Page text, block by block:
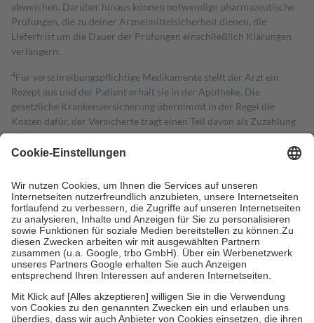
abweichen. Darüber hinaus können notwendige pharmazeutische
Prüfungen, die zu deiner Arzneimittelsicherheit dienen, die
Lieferfrist um die Dauer der Prüfungen einschließlich Klärungen
verlängern.
4Für verschreibungspflichtige Medikamente stellt der Arzt ein
Rezept aus und der Patient erhält sie in der Apotheke. Die
gesetzliche Krankenversicherung übernimmt in der Regel die
Kosten dafür, der Versicherte trägt einen Teil davon als Zuzahlung
mit.
Grundsätzlich leisten Mitglieder Zuzahlungen in Höhe von zehn
höchstens zehn Euro.
Es sind jedoch nie mehr als die tatsächlichen
Kosten der Leistung zu entrichten.
Diese Regeln gelten grundsätzlich auch für Online-Apotheken.
Bei Heilmitteln und häuslicher Krankenpflege beträgt die
Zuzahlung zehn Prozent der Kosten sowie zehn Euro je
Verordnung.
Um das Engagement der Versicherten für ihre eigene Gesundheit zu
stärken und die besondere Stellung der Familie zu unterstützen,
fallenkeine Zuzahlungenan bei:
• Kindern und Jugendlichen bis zum vollendeten 18. Lebensjahr